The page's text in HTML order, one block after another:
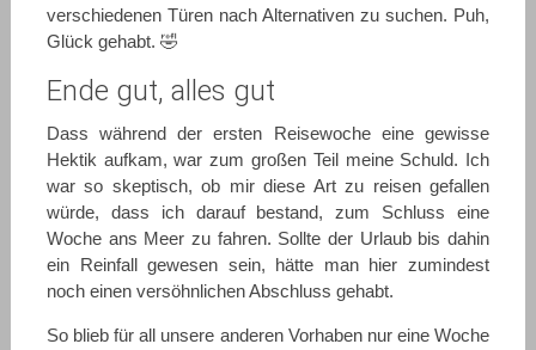
verschiedenen Türen nach Alternativen zu suchen. Puh,
Glück gehabt. 🤣
Ende gut, alles gut
Dass während der ersten Reisewoche eine gewisse
Hektik aufkam, war zum großen Teil meine Schuld. Ich
war so skeptisch, ob mir diese Art zu reisen gefallen
würde, dass ich darauf bestand, zum Schluss eine
Woche ans Meer zu fahren. Sollte der Urlaub bis dahin
ein Reinfall gewesen sein, hätte man hier zumindest
noch einen versöhnlichen Abschluss gehabt.
So blieb für all unsere anderen Vorhaben nur eine Woche